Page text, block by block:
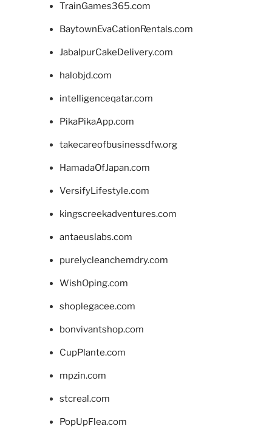
TrainGames365.com
BaytownEvaCationRentals.com
JabalpurCakeDelivery.com
halobjd.com
intelligenceqatar.com
PikaPikaApp.com
takecareofbusinessdfw.org
HamadaOfJapan.com
VersifyLifestyle.com
kingscreekadventures.com
antaeuslabs.com
purelycleanchemdry.com
WishOping.com
shoplegacee.com
bonvivantshop.com
CupPlante.com
mpzin.com
stcreal.com
PopUpFlea.com